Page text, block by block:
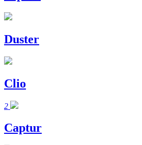
Duster
Clio
2
Captur